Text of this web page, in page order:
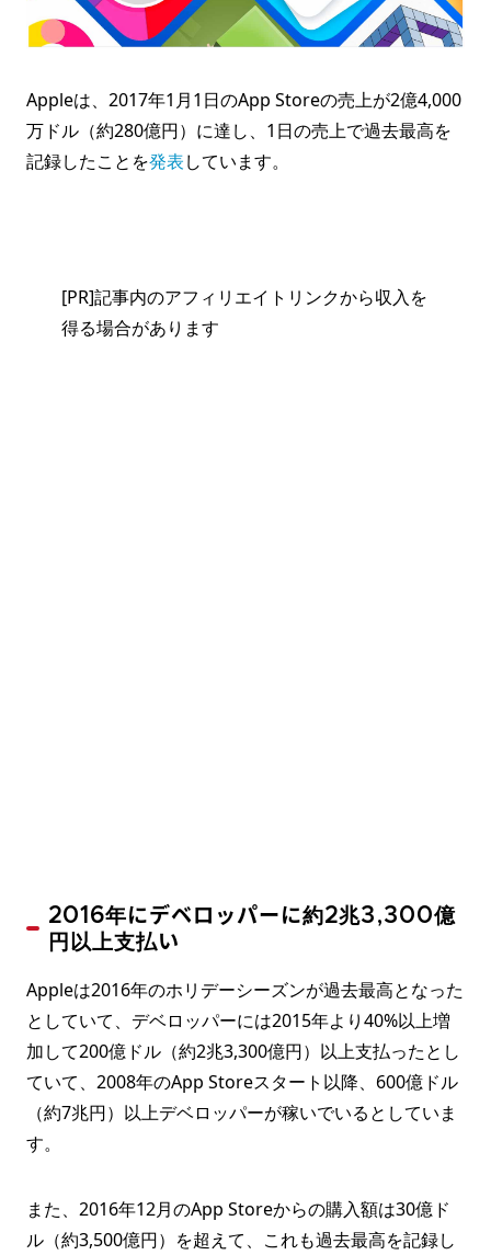
Appleは、2017年1月1日のApp Storeの売上が2億4,000
万ドル（約280億円）に達し、1日の売上で過去最高を
記録したことを発表しています。
[PR]記事内のアフィリエイトリンクから収入を
得る場合があります
2016年にデベロッパーに約2兆3,300億
円以上支払い
Appleは2016年のホリデーシーズンが過去最高となった
としていて、デベロッパーには2015年より40%以上増
加して200億ドル（約2兆3,300億円）以上支払ったとし
ていて、2008年のApp Storeスタート以降、600億ドル
（約7兆円）以上デベロッパーが稼いでいるとしていま
す。
また、2016年12月のApp Storeからの購入額は30億ド
ル（約3,500億円）を超えて、これも過去最高を記録し